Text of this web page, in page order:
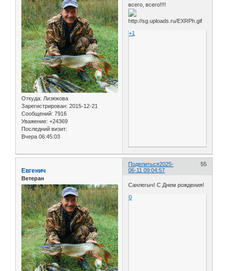
Откуда: Лизюкова
Зарегистрирован: 2015-12-21
Сообщений: 7916
Уважение: +24369
Последний визит:
Вчера 06:45:03
всего, всего!!!!
+1
Поделиться 55
2025-
06-11 09:04:57
Евгенич
Ветеран
Санлегыч! С Днем рождения!
0